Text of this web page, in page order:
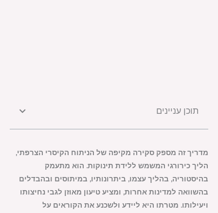
תוכן עניינים
מדריך זה מספק סקירה מקיפה של הניתוח הקיסרי הצרפתי,
הליך כירורגי המשמש ללידת תינוקות. הוא מתעמק
בהיסטוריה, בהליך עצמו, ביתרונותיו, במיתוסים ובהבדלים
בהשוואה למדינות אחרות, ומציע טיעון מאוזן לגבי נחיצותו
ויעילותו. מטרתו היא ליידע ולשכנע את הקוראים על